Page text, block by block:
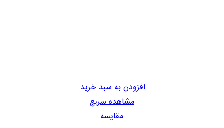
افزودن به سبد خرید
مشاهده سریع
مقایسه